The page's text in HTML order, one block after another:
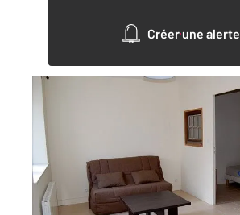
Créer une alerte
Appartement à louer
545 €
par mois charges comprises